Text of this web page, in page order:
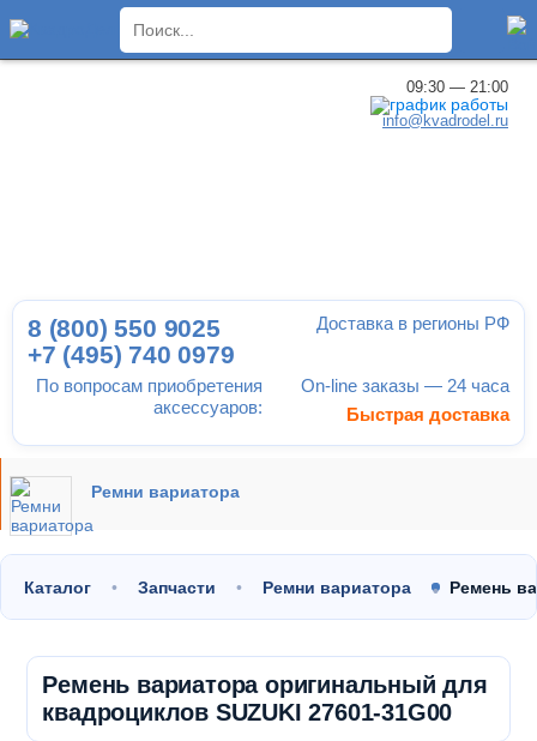
09:30 — 21:00
info@kvadrodel.ru
По вопросам приобретения
аксессуаров:
8 (800) 550 9025
+7 (495) 740 0979
Доставка в регионы РФ
On-line заказы — 24 часа
Быстрая доставка
Ремни вариатора
Каталог Запчасти Ремни вариатора Ремень
Ремень вариатора оригинальный для
квадроциклов SUZUKI 27601-31G00
×